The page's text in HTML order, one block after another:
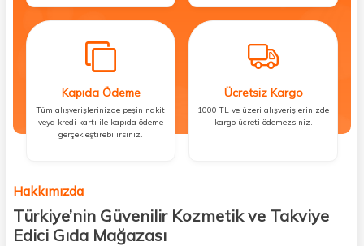
Kapıda Ödeme
Tüm alışverişlerinizde peşin nakit
veya kredi kartı ile kapıda ödeme
gerçekleştirebilirsiniz.
Ücretsiz Kargo
1000 TL ve üzeri alışverişlerinizde
kargo ücreti ödemezsiniz.
Hakkımızda
Türkiye’nin Güvenilir Kozmetik ve Takviye
Edici Gıda Mağazası